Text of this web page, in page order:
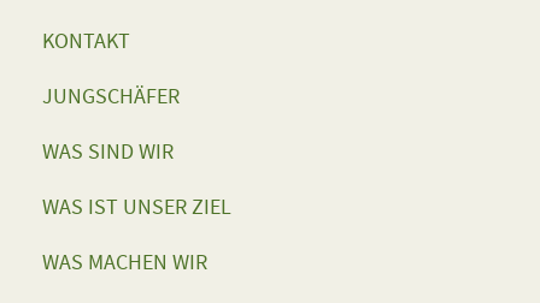
KONTAKT
JUNGSCHÄFER
WAS SIND WIR
WAS IST UNSER ZIEL
WAS MACHEN WIR